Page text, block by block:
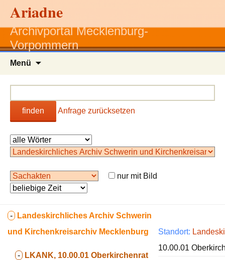
Ariadne
Archivportal Mecklenburg-
Vorpommern
Menü
finden Anfrage zurücksetzen
nur mit Bild
- Landeskirchliches Archiv Schwerin
und Kirchenkreisarchiv Mecklenburg
- LKANK, 10.00.01 Oberkirchenrat
Standort:
10.00.01